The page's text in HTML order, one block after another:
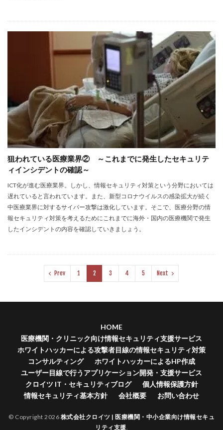
狙われている医療業界② ～これまでに発生したセキュリテ
ィインシデントの確認～
ICT化が進む医療業界。しかし、情報セキュリティ対策という分野においては
遅れていると言われています。また、新型コロナウイルスの感染拡大が続く
中医療業界に対するサイバー攻撃は激化しています。そこで、医療分野の情
報セキュリティ対策を考えるためにこれまでに海外・国内の医療機関で発生
したインシデントの内容を確認していきましょう。
Prev 1 2 3 4 5 Next
HOME
医療機関・クリニック向け情報セキュリティ支援サービス
ホワイトハッカーによる攻撃者目線の情報セキュリティ対策
コンサルティング
ホワイトハッカーによるHP作成
ユーザー目線で行うアプリケーション開発・支援サービス
クロイツ IT・セキュリティブログ
個人情報保護方針
情報セキュリティ基本方針
会社概要 お問い合わせ
© Copyright 2026 株式会社クロイツ | 医療機関・中小企業向け情報セキュ
リティ支援.